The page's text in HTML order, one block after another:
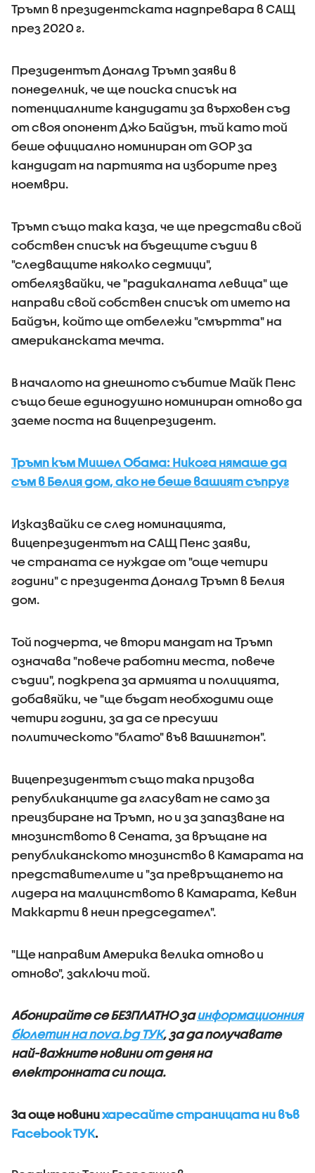
Тръмп в президентската надпревара в САЩ
през 2020 г.
Президентът Доналд Тръмп заяви в
понеделник, че ще поиска списък на
потенциалните кандидати за върховен съд
от своя опонент Джо Байдън, тъй като той
беше официално номиниран от GOP за
кандидат на партията на изборите през
ноември.
Тръмп също така каза, че ще представи свой
собствен списък на бъдещите съдии в
"следващите няколко седмици",
отбелязвайки, че "радикалната левица" ще
направи свой собствен списък от името на
Байдън, който ще отбележи "смъртта" на
американската мечта.
В началото на днешното събитие Майк Пенс
също беше единодушно номиниран отново да
заеме поста на вицепрезидент.
Тръмп към Мишел Обама: Никога нямаше да
съм в Белия дом, ако не беше вашият съпруг
Изказвайки се след номинацията,
вицепрезидентът на САЩ Пенс заяви,
че страната се нуждае от "още четири
години" с президента Доналд Тръмп в Белия
дом.
Той подчерта, че втори мандат на Тръмп
означава "повече работни места, повече
съдии", подкрепа за армията и полицията,
добавяйки, че "ще бъдат необходими още
четири години, за да се пресуши
политическото "блато" във Вашингтон".
Вицепрезидентът също така призова
републиканците да гласуват не само за
преизбиране на Тръмп, но и за запазване на
мнозинството в Сената, за връщане на
републиканското мнозинство в Камарата на
представителите и "за превръщането на
лидера на малцинството в Камарата, Кевин
Маккарти в неин председател".
"Ще направим Америка велика отново и
отново", заключи той.
Абонирайте се БЕЗПЛАТНО заинформационния
бюлетин на nova.bg ТУК, за да получавате
най-важните новини от деня на
електронната си поща.
За още новинихаресайте страницата ни във
Facebook ТУК.